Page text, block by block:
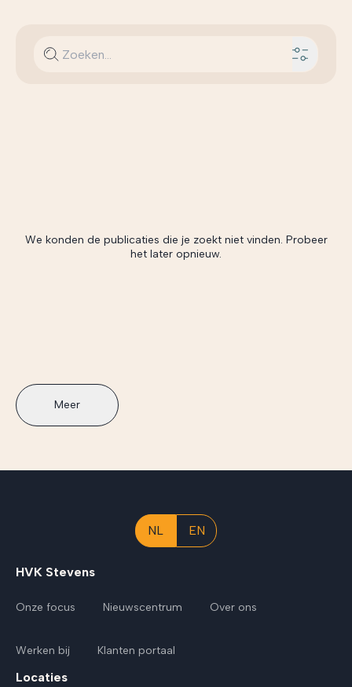
We konden de publicaties die je zoekt niet vinden. Probeer
het later opnieuw.
Meer
NL EN
HVK Stevens
Onze focus Nieuwscentrum Over ons
Werken bij Klanten portaal
Locaties